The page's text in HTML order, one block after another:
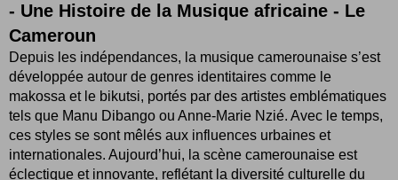
- Une Histoire de la Musique africaine - Le
Cameroun
Depuis les indépendances, la musique camerounaise s’est
développée autour de genres identitaires comme le
makossa et le bikutsi, portés par des artistes emblématiques
tels que Manu Dibango ou Anne-Marie Nzié. Avec le temps,
ces styles se sont mêlés aux influences urbaines et
internationales. Aujourd’hui, la scène camerounaise est
éclectique et innovante, reflétant la diversité culturelle du